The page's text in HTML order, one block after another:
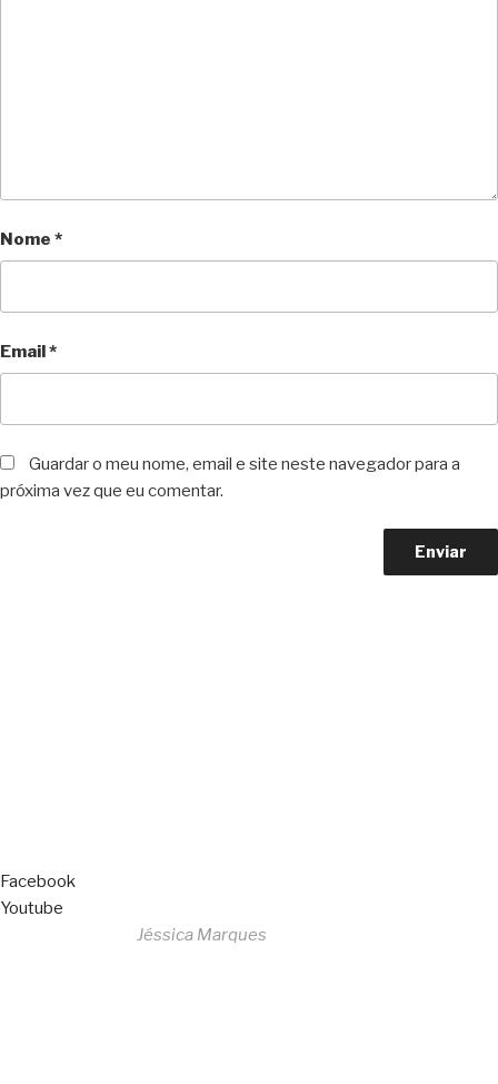
Nome *
Email*
Guardar o meu nome, email e site neste navegador para a
próxima vez que eu comentar.
Facebook
Youtube
Jéssica Marques